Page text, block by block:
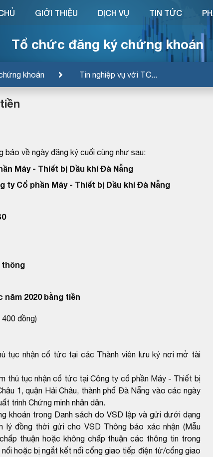
Tổ chức đăng ký chứng khoán
khoán Tin nghiệp vụ với TC...
GIỚI THIỆU DỊCH VỤ TIN TỨC
báo về ngày đăng ký cuối cùng như sau:
Máy - Thiết bị Dầu khí Đà Nẵng
ty Cổ phần Máy - Thiết bị Dầu khí Đà Nẵng
thông
2020 bằng tiền
đồng)
tục nhận cổ tức tại các Thành viên lưu ký nơi mở tài
thủ tục nhận cổ tức tại Công ty cổ phần Máy - Thiết bị
1, quận Hải Châu, thành phố Đà Nẵng vào các ngày
trình Chứng minh nhân dân.
khoán trong Danh sách do VSD lập và gửi dưới dạng
đồng thời gửi cho VSD Thông báo xác nhận (Mẫu
thuận hoặc không chấp thuận các thông tin trong
hoặc bị ngắt kết nối cổng giao tiếp điện tử/cổng giao